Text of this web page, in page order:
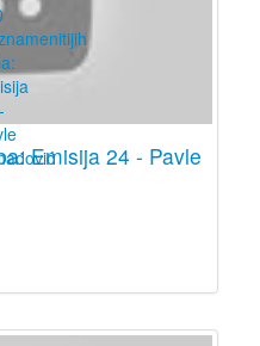
Emisija 24 - Pavle